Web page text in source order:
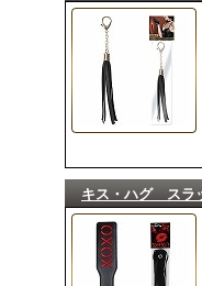
キス・ハグ スラ